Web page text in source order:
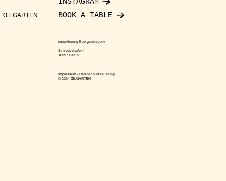
ŒLGARTEN
BOOK A TABLE
reservierung@oelgarten.com
Schleusenufer 1
10997 Berlin
Impressum / Datenschutzerklärung
© 2024 ŒLGARTEN